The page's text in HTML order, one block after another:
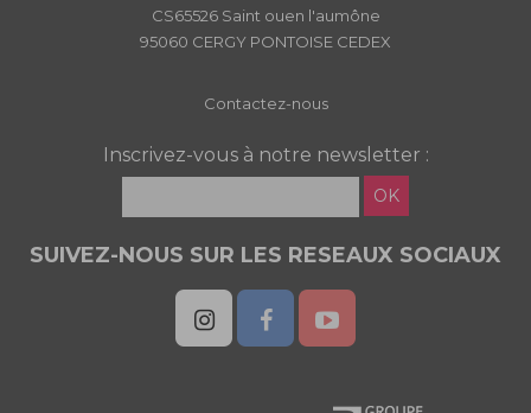
CS65526 Saint ouen l'aumône
95060 CERGY PONTOISE CEDEX
Contactez-nous
Inscrivez-vous à notre newsletter :
OK
SUIVEZ-NOUS SUR LES RESEAUX SOCIAUX